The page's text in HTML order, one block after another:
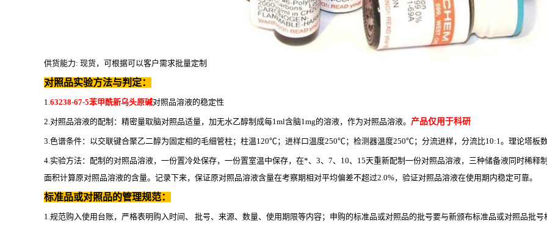
供货能力: 现货，可根据可以客户需求批量定制
对照品实验方法与判定：
1.63238-67-5苯甲酰新乌头原碱对照品溶液的稳定性
2.对照品溶液的配制：精密量取脑对照品适量，加无水乙醇制成每1ml含脑1mg的溶液，作为对照品溶液。 产品仅用于科研
3.色谱条件：以交联键合聚乙二醇为固定相的毛细管柱；柱温120℃；进样口温度250℃；检测器温度250℃；分流进样，分流比10:1。理论塔板数
4.实验方法：配制的对照品溶液，一份置冷处保存，一份置室温中保存，在*、3、7、10、15天重新配制一份对照品溶液，三种储备液同时稀
面积计算原对照品溶液的含量。记录下来，保证原对照品溶液含量在考察期相对平均偏差不超过2.0%，验证对照品溶液在使用期内稳定可靠。
标准品或对照品的管理规范：
1.规范购入使用台账，严格表明购入时间、 批号、来源、数量、使用期限等内容；申购的标准品或对照品的批号要与新颁布标准品或对照品批号